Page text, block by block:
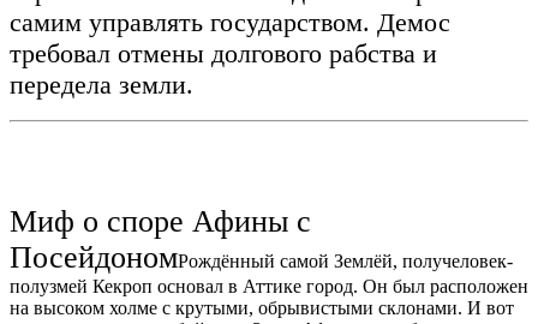
самим управлять государством. Демос
требовал отмены долгового рабства и
передела земли.
Миф о споре Афины с
ПосейдономРождённый самой Землёй, получеловек-
полузмей Кекроп основал в Аттике город. Он был расположен
на высоком холме с крутыми, обрывистыми склонами. И вот